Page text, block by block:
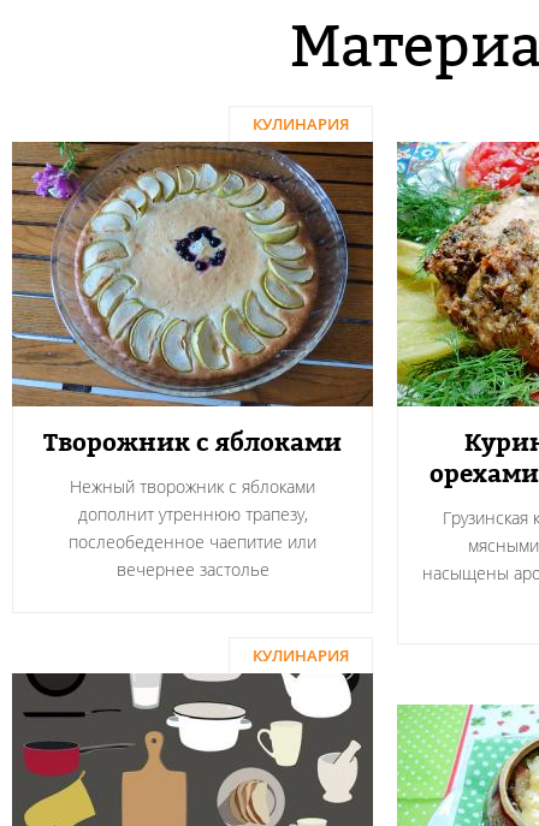
КУЛИНАРИЯ
Творожник с яблоками
Нежный творожник с яблоками
дополнит утреннюю трапезу,
послеобеденное чаепитие или
вечернее застолье
Грузинская
насыщены
КУЛИНАРИЯ